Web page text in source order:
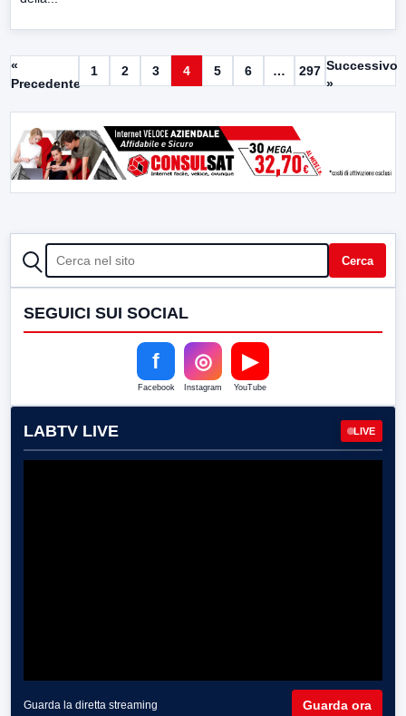
«
Precedente
1 2 3 4 5 6 … 297 Successivo
»
CERCA Cerca
SEGUICI SUI SOCIAL
f
Facebook
◎
Instagram
▶
YouTube
LABTV LIVE LIVE
Guarda la diretta streaming Guarda ora